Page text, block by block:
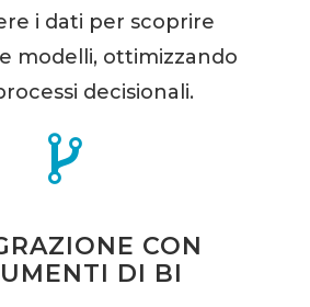
i dati per scoprire
modelli, ottimizzando
decisionali.
CON
DI BI